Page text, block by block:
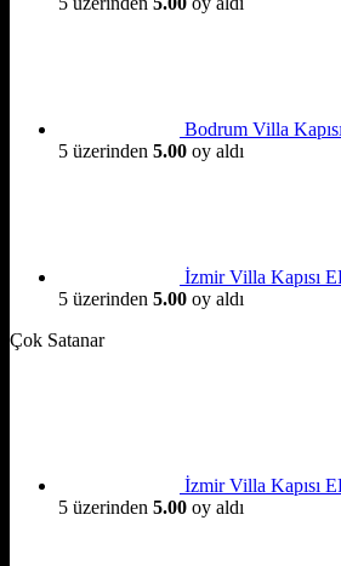
Bodrum Villa
5 üzerinden 5.00 oy aldı
İzmir Villa Kapısı
5 üzerinden 5.00 oy aldı
Çok Satanar
İzmir Villa Kapısı
5 üzerinden 5.00 oy aldı